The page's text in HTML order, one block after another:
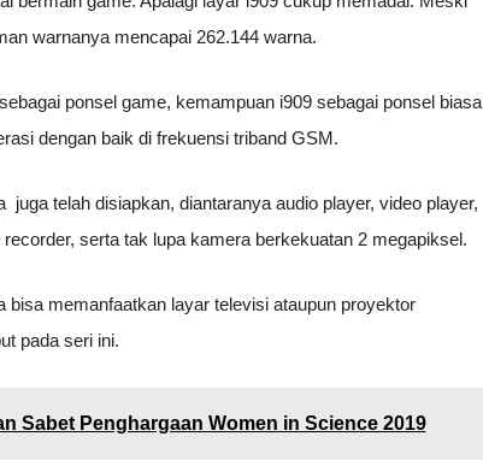
warnanya mencapai 262.144 warna.
ponsel game, kemampuan i909 sebagai ponsel biasa
dengan baik di frekuensi triband GSM.
juga telah disiapkan, diantaranya audio player, video player,
serta tak lupa kamera berkekuatan 2 megapiksel.
bisa memanfaatkan layar televisi ataupun proyektor
pada seri ini.
Sabet Penghargaan Women in Science 2019